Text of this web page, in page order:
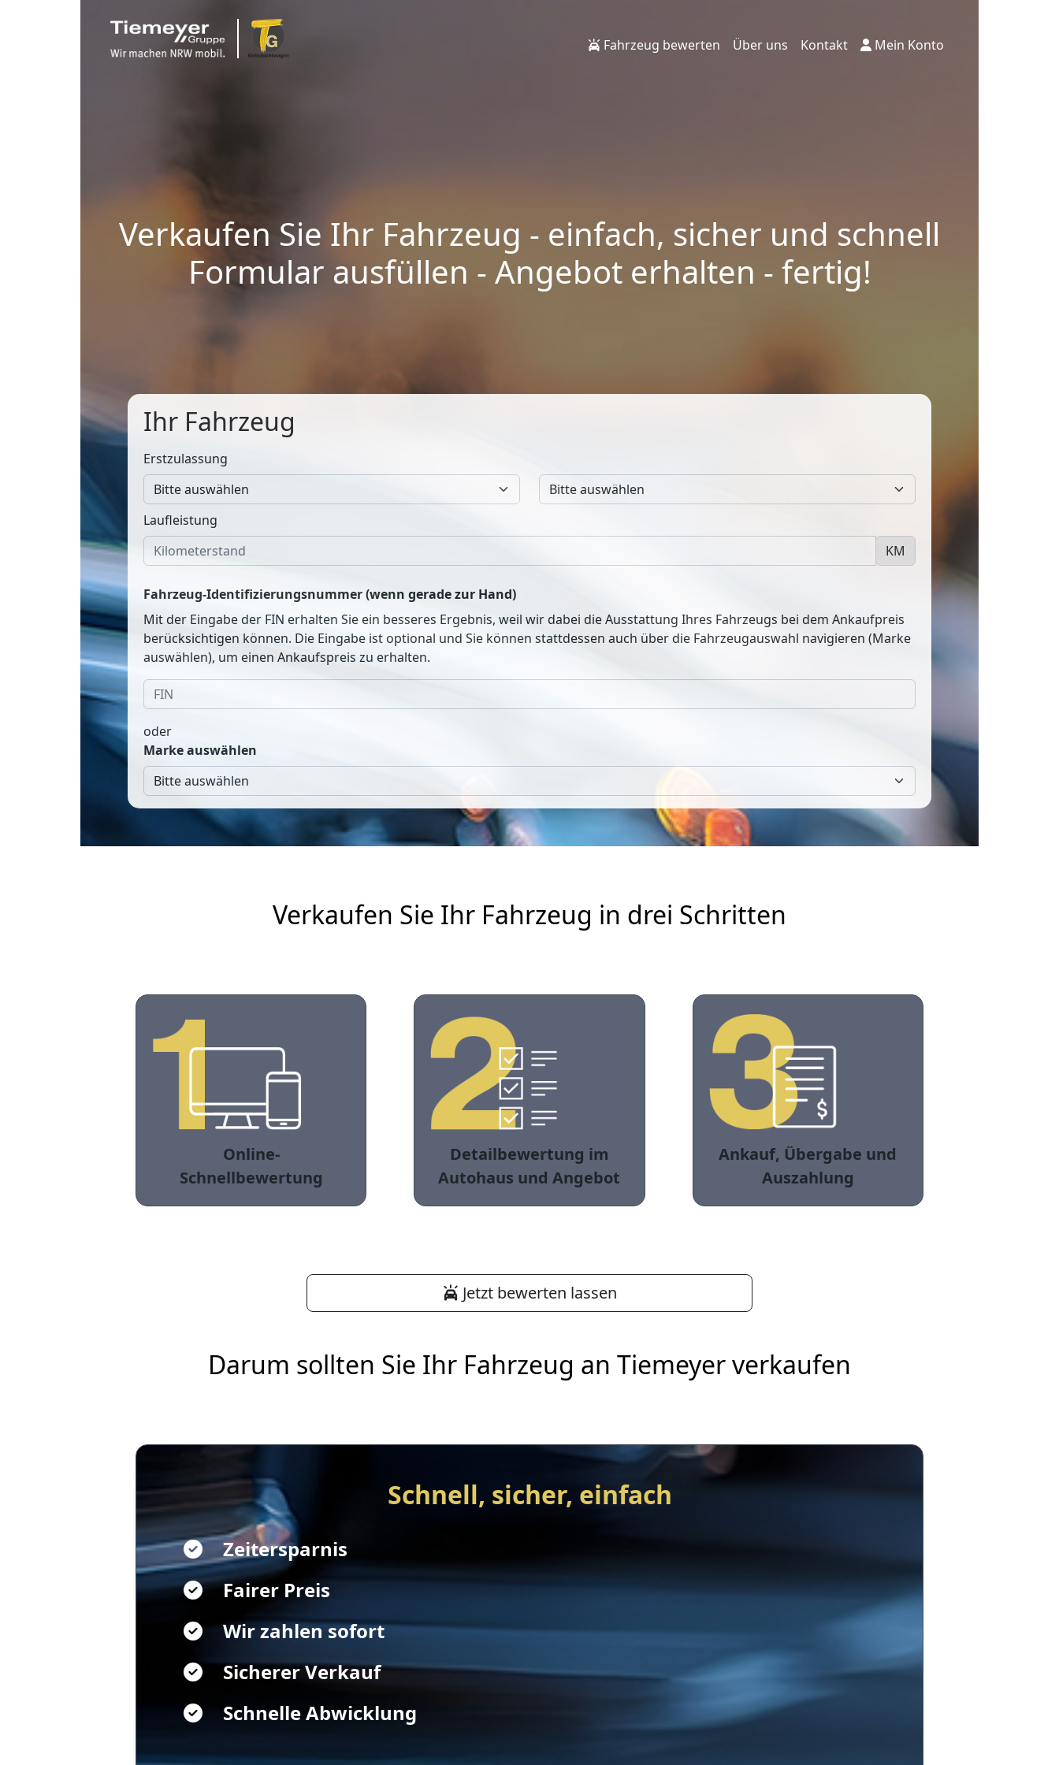
Fahrzeug bewerten Über uns Kontakt Mein Konto
Verkaufen Sie Ihr Fahrzeug - einfach, sicher und schnell
Formular ausfüllen - Angebot erhalten - fertig!
Ihr Fahrzeug
Erstzulassung
Laufleistung
KM
Fahrzeug-Identifizierungsnummer (wenn gerade zur Hand)
Mit der Eingabe der FIN erhalten Sie ein besseres Ergebnis, weil wir dabei die Ausstattung Ihres Fahrzeugs bei dem Ankaufpreis
berücksichtigen können. Die Eingabe ist optional und Sie können stattdessen auch über die Fahrzeugauswahl navigieren (Marke
auswählen), um einen Ankaufspreis zu erhalten.
oder
Marke auswählen
Verkaufen Sie Ihr Fahrzeug in drei Schritten
Online-
Schnellbewertung
Detailbewertung im
Autohaus und Angebot
Ankauf, Übergabe und
Auszahlung
Jetzt bewerten lassen
Darum sollten Sie Ihr Fahrzeug an Tiemeyer verkaufen
Schnell, sicher, einfach
Zeitersparnis
Fairer Preis
Wir zahlen sofort
Sicherer Verkauf
Schnelle Abwicklung